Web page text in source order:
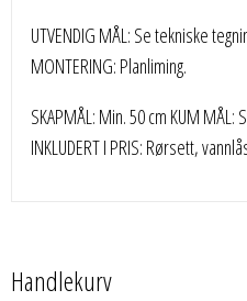
UTVENDIG MÅL: Se tekniske
MONTERING: Planliming.
SKAPMÅL: Min. 50 cm KUM MÅL:
INKLUDERT I PRIS: Rørsett,
Handlekurv